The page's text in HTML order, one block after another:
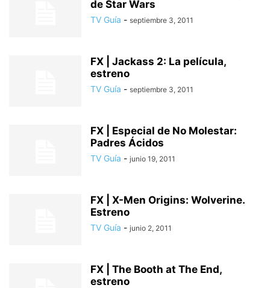
de Star Wars
TV Guía - septiembre 3, 2011
FX | Jackass 2: La película,
estreno
TV Guía - septiembre 3, 2011
FX | Especial de No Molestar:
Padres Ácidos
TV Guía - junio 19, 2011
FX | X-Men Origins: Wolverine.
Estreno
TV Guía - junio 2, 2011
FX | The Booth at The End,
estreno